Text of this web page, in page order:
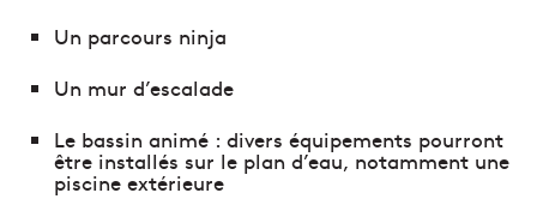
Un parcours ninja
Un mur d’escalade
Le bassin animé : divers équipements pourront
être installés sur le plan d’eau, notamment une
piscine extérieure